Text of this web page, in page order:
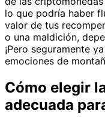
lo que podría haber
valor de tus
o una maldición,
¡Pero seguramente
emociones de
Cómo elegir
adecuada